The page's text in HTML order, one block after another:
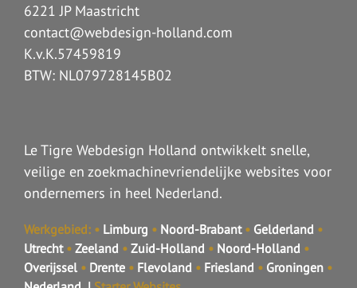
6221 JP Maastricht
contact@webdesign-holland.com
K.v.K.57459819
BTW: NL079728145B02
Le Tigre Webdesign Holland ontwikkelt snelle,
veilige en zoekmachinevriendelijke websites voor
ondernemers in heel Nederland.
Werkgebied: • Limburg •Noord-Brabant •Gelderland •
Utrecht •Zeeland •Zuid-Holland •Noord-Holland •
Overijssel •Drente •Flevoland •Friesland •Groningen •